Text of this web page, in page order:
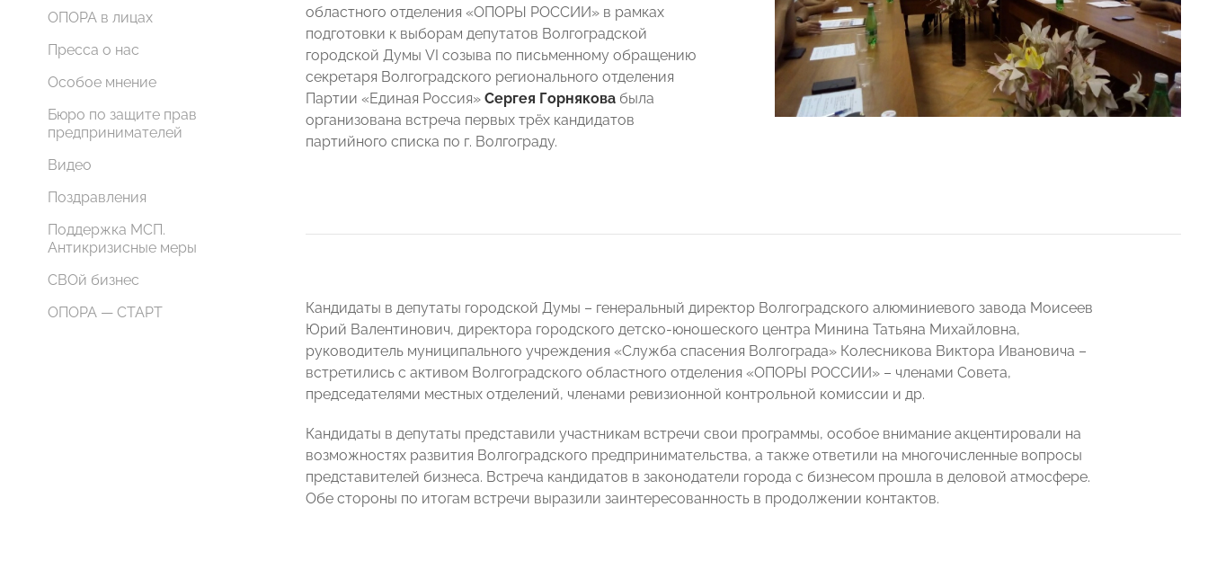
ОПОРА в лицах
Пресса о нас
Особое мнение
Бюро по защите прав
предпринимателей
Видео
Поздравления
Поддержка МСП.
Антикризисные меры
СВОй бизнес
ОПОРА — СТАРТ
областного отделения «ОПОРЫ РОССИИ» в рамках
подготовки к выборам депутатов Волгоградской
городской Думы VI созыва по письменному обращению
секретаря Волгоградского регионального отделения
Партии «Единая Россия» Сергея Горнякова была
организована встреча первых трёх кандидатов
партийного списка по г. Волгограду.
Кандидаты в депутаты городской Думы – генеральный директор Волгоградского алюминиевого завода Моисеев
Юрий Валентинович, директора городского детско-юношеского центра Минина Татьяна Михайловна,
руководитель муниципального учреждения «Служба спасения Волгограда» Колесникова Виктора Ивановича –
встретились с активом Волгоградского областного отделения «ОПОРЫ РОССИИ» – членами Совета,
председателями местных отделений, членами ревизионной контрольной комиссии и др.
Кандидаты в депутаты представили участникам встречи свои программы, особое внимание акцентировали на
возможностях развития Волгоградского предпринимательства, а также ответили на многочисленные вопросы
представителей бизнеса. Встреча кандидатов в законодатели города с бизнесом прошла в деловой атмосфере.
Обе стороны по итогам встречи выразили заинтересованность в продолжении контактов.